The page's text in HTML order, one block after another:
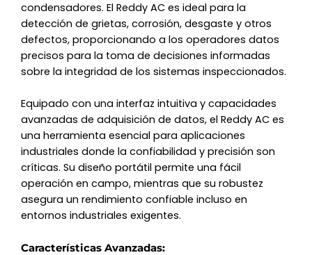
condensadores. El Reddy AC es ideal para la
detección de grietas, corrosión, desgaste y otros
defectos, proporcionando a los operadores datos
precisos para la toma de decisiones informadas
sobre la integridad de los sistemas inspeccionados.
Equipado con una interfaz intuitiva y capacidades
avanzadas de adquisición de datos, el Reddy AC es
una herramienta esencial para aplicaciones
industriales donde la confiabilidad y precisión son
críticas. Su diseño portátil permite una fácil
operación en campo, mientras que su robustez
asegura un rendimiento confiable incluso en
entornos industriales exigentes.
Características Avanzadas: